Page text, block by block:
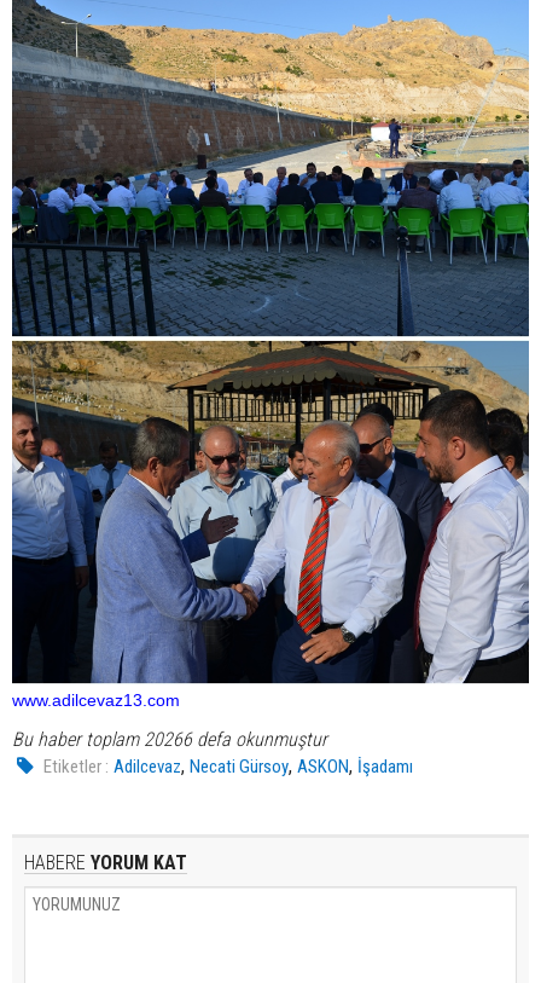
www.adilcevaz13.com
Bu haber toplam 20266 defa okunmuştur
Etiketler : Adilcevaz,Necati Gürsoy,ASKON, İşadamı
HABERE YORUM KAT